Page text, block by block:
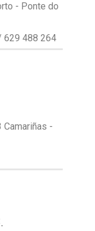
- Ponte do
629 488 264
Camariñas -